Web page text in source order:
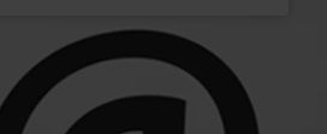
't spoor naar morgen' laten
gebeurt en wat dat -
oplevert.